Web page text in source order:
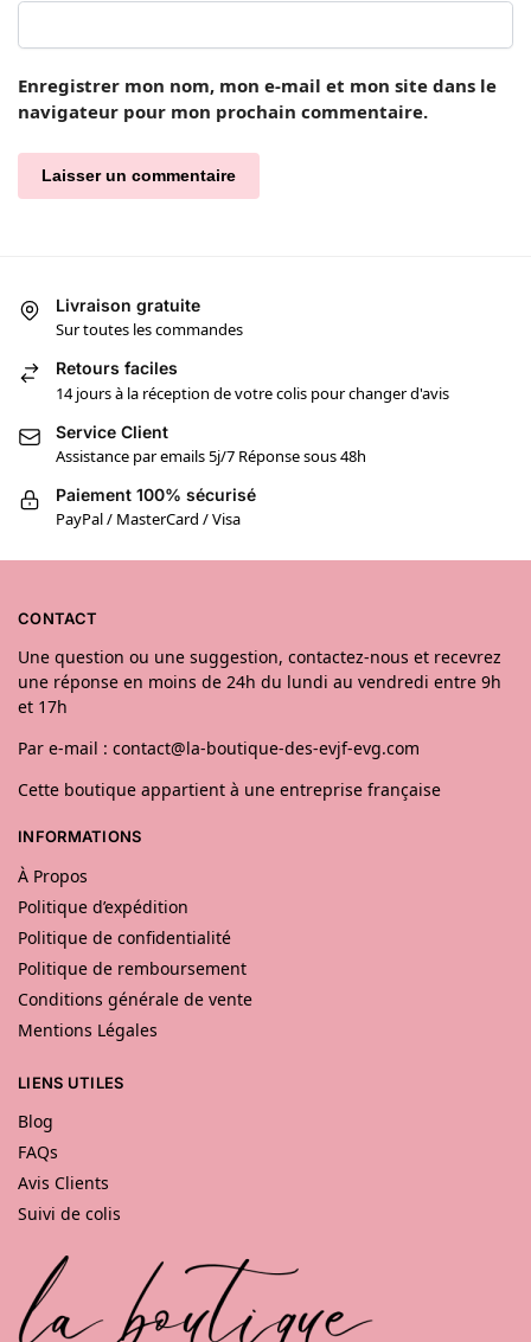
Enregistrer mon nom, mon e-mail et mon site dans le
navigateur pour mon prochain commentaire.
Livraison gratuite
Sur toutes les commandes
Retours faciles
14 jours à la réception de votre colis pour changer d'avis
Service Client
Assistance par emails 5j/7 Réponse sous 48h
Paiement 100% sécurisé
PayPal / MasterCard / Visa
CONTACT
Une question ou une suggestion, contactez-nous et recevrez
une réponse en moins de 24h du lundi au vendredi entre 9h
et 17h
Par e-mail : contact@la-boutique-des-evjf-evg.com
Cette boutique appartient à une entreprise française
INFORMATIONS
À Propos
Politique d’expédition
Politique de confidentialité
Politique de remboursement
Conditions générale de vente
Mentions Légales
LIENS UTILES
Blog
FAQs
Avis Clients
Suivi de colis